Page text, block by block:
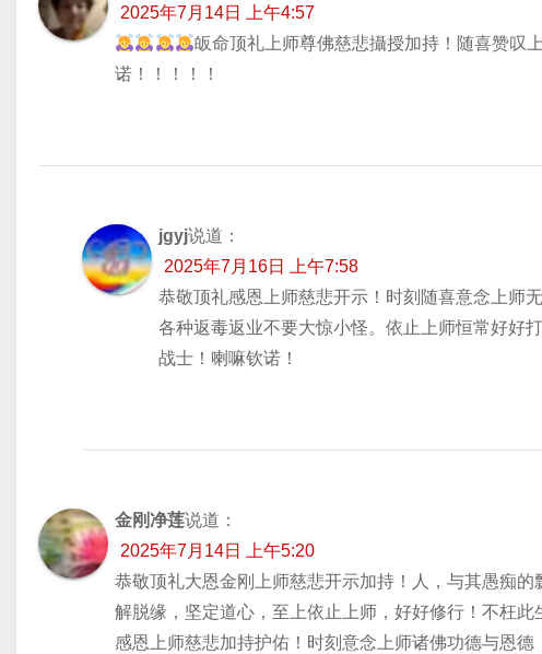
2025年7月14日 上午4:57
皈命顶礼上师尊佛慈悲攝授加持！随喜赞叹
诺！！！！！
jgyj说道：
2025年7月16日 上午7:58
恭敬顶礼感恩上师慈悲开示！时刻随喜意念上师
各种返毒返业不要大惊小怪。依止上师恒常好好
战士！喇嘛钦诺！
金刚净莲说道：
2025年7月14日 上午5:20
恭敬顶礼大恩金刚上师慈悲开示加持！人，与其愚痴
解脱缘，坚定道心，至上依止上师，好好修行！不枉此
感恩上师慈悲加持护佑！时刻意念上师诸佛功德与恩德